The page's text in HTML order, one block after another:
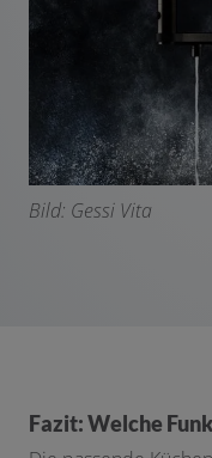
Bild: Gessi Vita
Fazit: Welche